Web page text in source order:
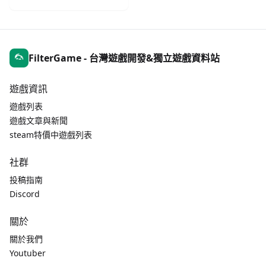
FilterGame - 台灣遊戲開發&獨立遊戲資料站
遊戲資訊
遊戲列表
遊戲文章與新聞
steam特價中遊戲列表
社群
投稿指南
Discord
關於
關於我們
Youtuber